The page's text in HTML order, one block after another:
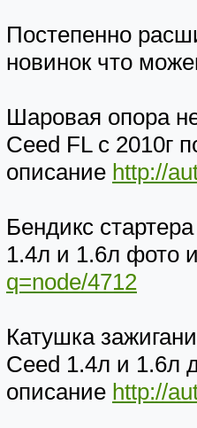
Постепенно
новинок что
Шаровая опора
Ceed FL с 2010г
описание http://
Бендикс
1.4л и 1.6л фото
q=node/4712
Катушка
Ceed 1.4л и 1.6л
описание http://